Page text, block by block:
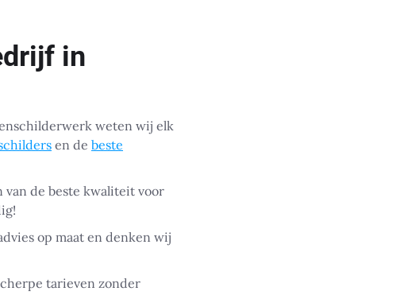
in
weten wij elk
en de beste
de beste kwaliteit voor
op maat en denken wij
tarieven zonder